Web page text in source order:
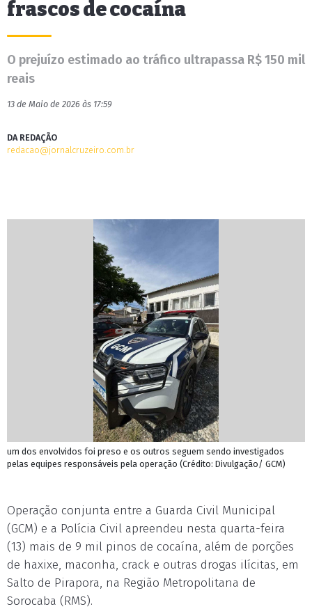
frascos de cocaína
O prejuízo estimado ao tráfico ultrapassa R$ 150 mil
reais
13 de Maio de 2026 às 17:59
DA REDAÇÃO
redacao@jornalcruzeiro.com.br
um dos envolvidos foi preso e os outros seguem sendo investigados
pelas equipes responsáveis pela operação (Crédito: Divulgação/ GCM)
Operação conjunta entre a Guarda Civil Municipal
(GCM) e a Polícia Civil apreendeu nesta quarta-feira
(13) mais de 9 mil pinos de cocaína, além de porções
de haxixe, maconha, crack e outras drogas ilícitas, em
Salto de Pirapora, na Região Metropolitana de
Sorocaba (RMS).